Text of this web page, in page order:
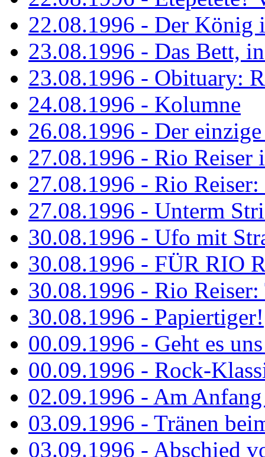
22.08.1996 - Der König
23.08.1996 - Das Bett,
23.08.1996 - Obituary:
24.08.1996 - Kolumne
26.08.1996 - Der
27.08.1996 - Rio Reiser
27.08.1996 - Rio
27.08.1996 - Unterm
30.08.1996 - Ufo mit
30.08.1996 - FÜR RIO
30.08.1996 - Rio
30.08.1996 - Papiertiger!
00.09.1996 - Geht es
00.09.1996 - Rock-
02.09.1996 - Am
03.09.1996 - Tränen
03.09.1996 - Abschied